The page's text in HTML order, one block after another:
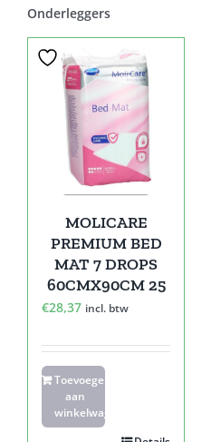
Onderleggers
MOLICARE
PREMIUM BED
MAT 7 DROPS
60CMX90CM 25
€28,37 incl. btw
Toevoegen
aan
winkelwagen